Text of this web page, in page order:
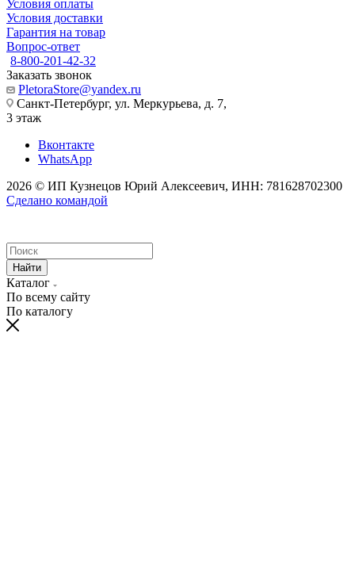
Условия оплаты
Условия доставки
Гарантия на товар
Вопрос-ответ
8-800-201-42-32
Заказать звонок
PletoraStore@yandex.ru
Санкт-Петербург, ул. Меркурьева, д. 7,
3 этаж
Вконтакте
WhatsApp
2026 © ИП Кузнецов Юрий Алексеевич, ИНН: 781628702300
Сделано командой
Найти
Каталог
По всему сайту
По каталогу